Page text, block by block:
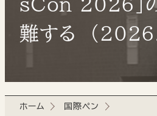
sCon 2026」
難する （
ホーム
国際ペン